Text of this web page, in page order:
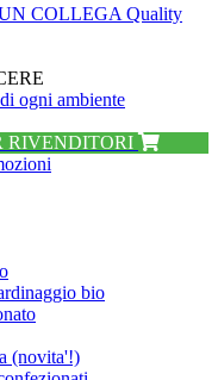
COLLEGA Quality
ogni ambiente
RIVENDITORI
bio
(novita'!)